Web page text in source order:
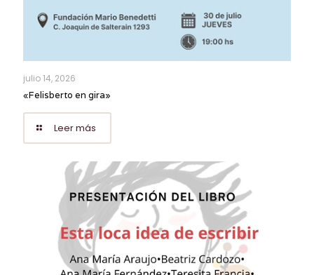
julio 14, 2026
«Felisberto en gira»
Leer más